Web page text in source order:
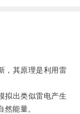
其原理是利用雷
出类似雷电产生
能量。